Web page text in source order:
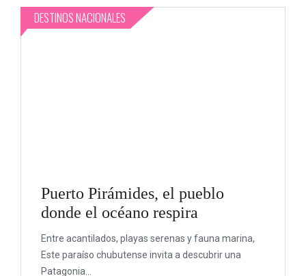
DESTINOS NACIONALES
Puerto Pirámides, el pueblo
donde el océano respira
Entre acantilados, playas serenas y fauna marina,
Este paraíso chubutense invita a descubrir una
Patagonia...